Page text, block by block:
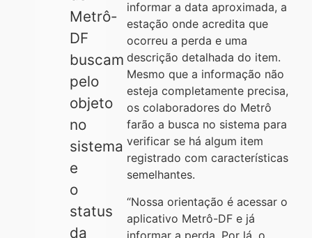
Metrô-
DF
buscam
pelo
objeto
no
sistema
e
o
status
da
informar a data aproximada, a
estação onde acredita que
ocorreu a perda e uma
descrição detalhada do item.
Mesmo que a informação não
esteja completamente precisa,
os colaboradores do Metrô
farão a busca no sistema para
verificar se há algum item
registrado com características
semelhantes.
“Nossa orientação é acessar o
aplicativo Metrô-DF e já
informar a perda. Por lá, o